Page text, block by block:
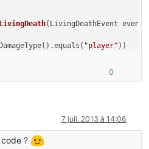
(LivingDeathEvent event)
"player" ))
EntityZombie)
0
7 juil. 2013 à 14:06
?